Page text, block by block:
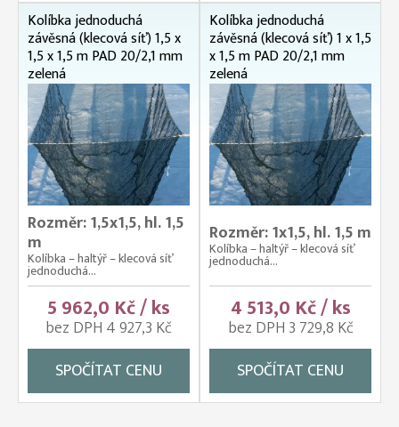
Kolíbka jednoduchá
závěsná (klecová síť) 1,5 x
1,5 x 1,5 m PAD 20/2,1 mm
zelená
Rozměr: 1,5x1,5, hl. 1,5
m
Kolíbka – haltýř – klecová síť
jednoduchá...
5 962,0 Kč / ks
bez DPH 4 927,3 Kč
SPOČÍTAT CENU
Kolíbka jednoduchá
závěsná (klecová síť) 1 x 1,5
x 1,5 m PAD 20/2,1 mm
zelená
Rozměr: 1x1,5, hl. 1,5 m
Kolíbka – haltýř – klecová síť
jednoduchá...
4 513,0 Kč / ks
bez DPH 3 729,8 Kč
SPOČÍTAT CENU